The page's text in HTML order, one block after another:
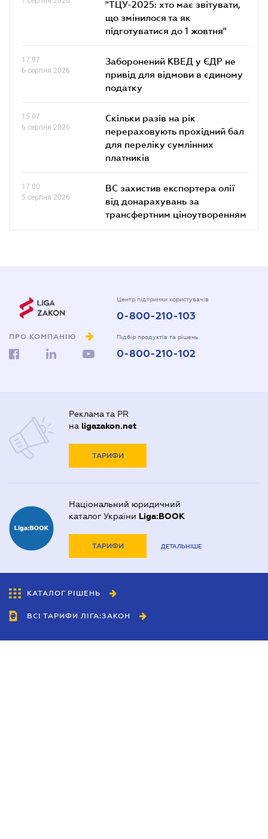
"ТЦУ-2025: хто має звітувати,
що змінилося та як
підготуватися до 1 жовтня"
17.07
6 серпня 2026
Заборонений КВЕД у ЄДР не
привід для відмови в єдиному
податку
15.07
6 серпня 2026
Скільки разів на рік
перераховують прохідний бал
для переліку сумлінних
платників
17.00
5 серпня 2026
ВС захистив експортера олії
від донарахувань за
трансфертним ціноутворенням
ПРО КОМПАНІЮ
Центр підтримки користувачів
0-800-210-103
Підбір продуктів та рішень
0-800-210-102
Реклама та PR
на ligazakon.net
ТАРИФИ
Національний юридичний
каталог України Liga:BOOK
ТАРИФИ ДЕТАЛЬНІШЕ
КАТАЛОГ РІШЕНЬ
ВСІ ТАРИФИ ЛІГА:ЗАКОН